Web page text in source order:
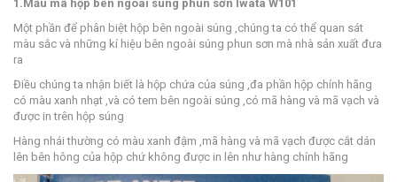
1.Mẫu mã hộp bên ngoài súng phun sơn Iwata W101
Một phần để phân biệt hộp bên ngoài súng ,chúng ta có thể quan sát
màu sắc và những kí hiệu bên ngoài súng phun sơn mà nhà sản xuất đưa
ra
Điều chúng ta nhận biết là hộp chứa của súng ,đa phần hộp chính hãng
có màu xanh nhạt ,và có tem bên ngoài súng ,có mã hàng và mã vạch và
được in trên hộp súng
Hàng nhái thường có màu xanh đậm ,mã hàng và mã vạch được cắt dán
lên bên hông của hộp chứ không được in lên như hàng chính hãng